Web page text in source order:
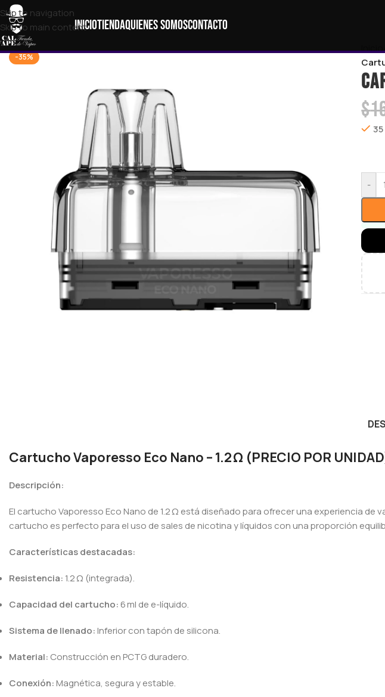
Skip to navigation
Skip to main contentInicioTiendaQuienes SomosContacto
-35%
Inicio
$
-
Cartucho Vaporesso Eco Nano – 1.2 Ω (PRECIO POR
Descripción:
El cartucho Vaporesso Eco Nano de 1.2 Ω está diseñado para ofrecer una experiencia de
cartucho es perfecto para el uso de sales de nicotina y líquidos con una proporción
Características destacadas:
Resistencia: 1.2 Ω (integrada).
Capacidad del cartucho:6 ml de e-líquido.
Sistema de llenado:Inferior con tapón de silicona.
Material: Construcción en PCTG duradero.
Conexión:Magnética, segura y estable.